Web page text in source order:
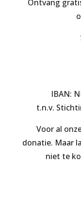
Ontvang
IBAN:
t.n.v.
Voor al
donatie. Maar
niet te